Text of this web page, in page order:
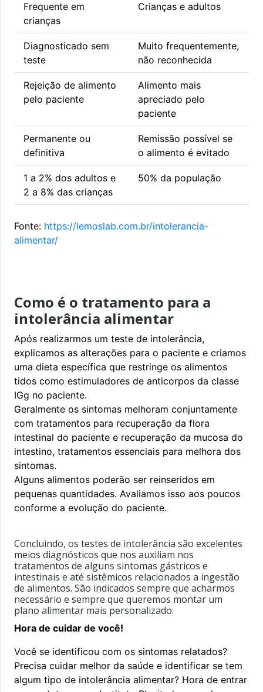
Frequente em
crianças
Crianças e adultos
Diagnosticado sem
teste
Muito frequentemente,
não reconhecida
Rejeição de alimento
pelo paciente
Alimento mais
apreciado pelo
paciente
Permanente ou
definitiva
Remissão possível se
o alimento é evitado
1 a 2% dos adultos e
2 a 8% das crianças
50% da população
Fonte: https://lemoslab.com.br/intolerancia-
alimentar/
Como é o tratamento para a
intolerância alimentar
Após realizarmos um teste de intolerância,
explicamos as alterações para o paciente e criamos
uma dieta específica que restringe os alimentos
tidos como estimuladores de anticorpos da classe
IGg no paciente.
Geralmente os sintomas melhoram conjuntamente
com tratamentos para recuperação da flora
intestinal do paciente e recuperação da mucosa do
intestino, tratamentos essenciais para melhora dos
sintomas.
Alguns alimentos poderão ser reinseridos em
pequenas quantidades. Avaliamos isso aos poucos
conforme a evolução do paciente.
Concluindo, os testes de intolerância são excelentes
meios diagnósticos que nos auxiliam nos
tratamentos de alguns sintomas gástricos e
intestinais e até sistêmicos relacionados a ingestão
de alimentos. São indicados sempre que acharmos
necessário e sempre que queremos montar um
plano alimentar mais personalizado.
Hora de cuidar de você!
Você se identificou com os sintomas relatados?
Precisa cuidar melhor da saúde e identificar se tem
algum tipo de intolerância alimentar? Hora de entrar